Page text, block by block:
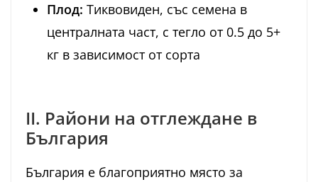
Плод: Тиквовиден, със семена в
централната част, с тегло от 0.5 до 5+
кг в зависимост от сорта
II. Райони на отглеждане в
България
България е благоприятно място за